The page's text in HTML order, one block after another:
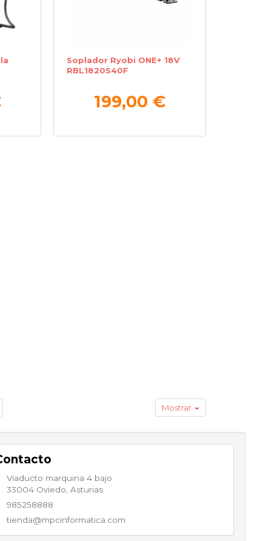
Soplador Ryobi ONE+ 18V
RBL1820S40F
199,00 €
Mostrar
Viaducto marquina 4 bajo
33004 Oviedo Asturias
985258888
tienda@mpcinformatica.com